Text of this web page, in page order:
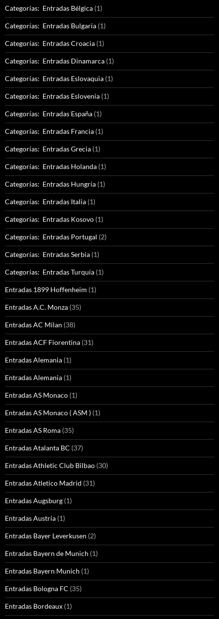
Categorías: Entradas Bélgica (1)
Categorías: Entradas Bulgaria (1)
Categorías: Entradas Croacia (1)
Categorías: Entradas Dinamarca (1)
Categorías: Entradas Eslovaquia (1)
Categorías: Entradas Eslovenia (1)
Categorías: Entradas España (1)
Categorías: Entradas Francia (1)
Categorías: Entradas Grecia (1)
Categorías: Entradas Holanda (1)
Categorías: Entradas Hungría (1)
Categorías: Entradas Italia (1)
Categorías: Entradas Kosovo (1)
Categorías: Entradas Portugal (2)
Categorías: Entradas Serbia (1)
Categorías: Entradas Turquía (1)
Entradas 1899 Hoffenheim (1)
Entradas A.C. Monza (35)
Entradas AC Milan (38)
Entradas ACF Fiorentina (31)
Entradas Alemania (1)
Entradas Alemania (1)
Entradas AS Monaco (1)
Entradas AS Monaco ( ASM ) (1)
Entradas AS Roma (35)
Entradas Atalanta BC (37)
Entradas Athletic Club Bilbao (30)
Entradas Atletico Madrid (31)
Entradas Augsburg (1)
Entradas Austria (1)
Entradas Bayer Leverkusen (2)
Entradas Bayern de Munich (1)
Entradas Bayern Munich (1)
Entradas Bologna FC (35)
Entradas Bordeaux (1)